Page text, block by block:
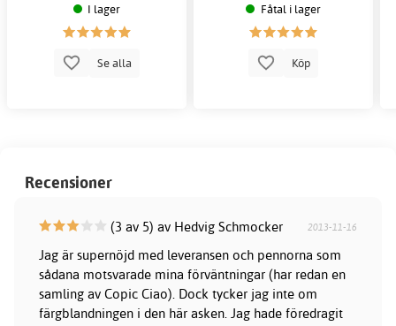
I lager
Se alla
Fåtal i lager
Köp
Recensioner
(3 av 5) av Hedvig Schmocker 2013-11-16
Jag är supernöjd med leveransen och pennorna som
sådana motsvarade mina förväntningar (har redan en
samling av Copic Ciao). Dock tycker jag inte om
färgblandningen i den här asken. Jag hade föredragit